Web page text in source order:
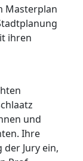
Masterplan
ihren
und
Ihre
Jury ein,